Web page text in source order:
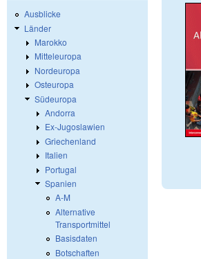
Ausblicke
Länder
Marokko
Mitteleuropa
Nordeuropa
Osteuropa
Südeuropa
Andorra
Ex-Jugoslawien
Griechenland
Italien
Portugal
Spanien
A-M
Alternative
Transportmittel
Basisdaten
Botschaften